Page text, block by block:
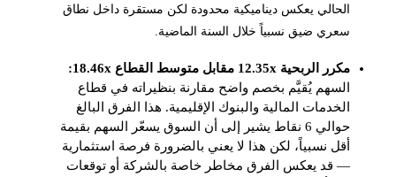
الحالي يعكس ديناميكية محدودة لكن مستقرة داخل نطاق
سعري ضيق نسبياً خلال السنة الماضية.
مكرر الربحية 12.35x مقابل متوسط القطاع 18.46x:
السهم يُقيَّم بخصم واضح مقارنة بنظيراته في قطاع
الخدمات المالية والبنوك الإقليمية. هذا الفرق البالغ
حوالي 6 نقاط يشير إلى أن السوق يسعّر السهم بقيمة
أقل نسبياً، لكن هذا لا يعني بالضرورة فرصة استثمارية
— قد يعكس الفرق مخاطر خاصة بالشركة أو توقعات